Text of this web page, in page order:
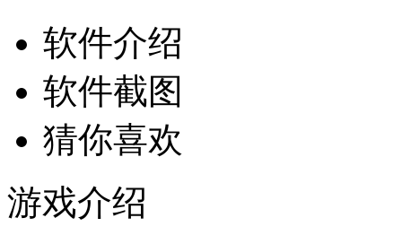
软件介绍
软件截图
猜你喜欢
游戏介绍